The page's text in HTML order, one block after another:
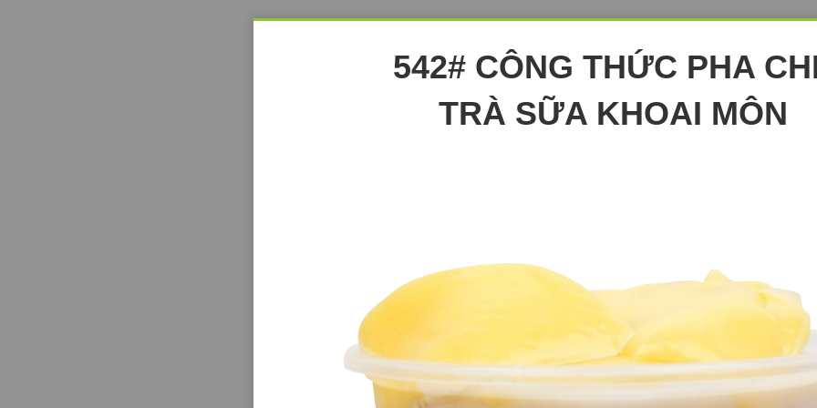
542# CÔNG THỨC PHA
TRÀ SỮA KHOAI MÔN